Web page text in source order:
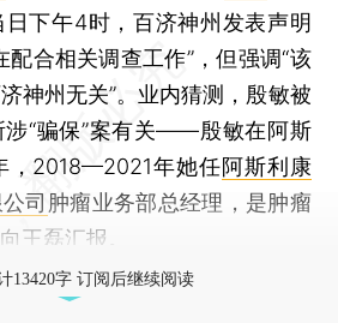
下午4时，百济神州发表声明
配合相关调查工作”，但强调“该
神州无关”。业内猜测，殷敏被
涉“骗保”案有关——殷敏在阿斯
，2018—2021年她任阿斯利康
司 肿瘤业务部总经理，是肿瘤
王磊汇报。
13420字 订阅后继续阅读